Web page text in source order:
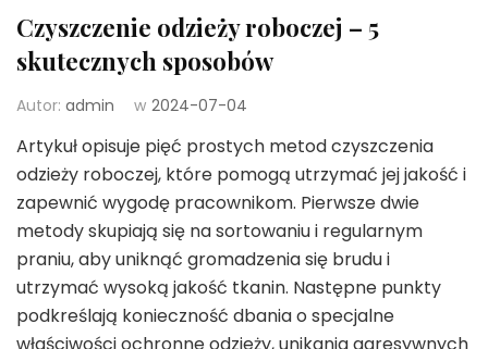
Czyszczenie odzieży roboczej – 5
skutecznych sposobów
Autor: admin w 2024-07-04
Artykuł opisuje pięć prostych metod czyszczenia
odzieży roboczej, które pomogą utrzymać jej jakość i
zapewnić wygodę pracownikom. Pierwsze dwie
metody skupiają się na sortowaniu i regularnym
praniu, aby uniknąć gromadzenia się brudu i
utrzymać wysoką jakość tkanin. Następne punkty
podkreślają konieczność dbania o specjalne